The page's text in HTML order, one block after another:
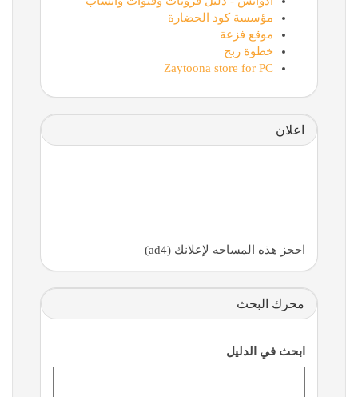
مؤسسة كود الحضارة
موقع فزعة
خطوة ربح
Zaytoona store for PC
اعلان
احجز هذه المساحه لإعلانك (ad4)
محرك البحث
ابحث في الدليل